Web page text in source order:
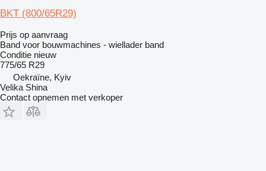
BKT (800/65R29)
Prijs op aanvraag
Band voor bouwmachines - wiellader band
Conditie nieuw
775/65 R29
Oekraïne, Kyiv
Velika Shina
Contact opnemen met verkoper